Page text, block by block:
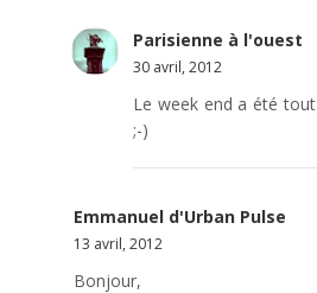
Parisienne à l'ouest
30 avril, 2012
Le week end a été
;-)
Emmanuel d'Urban Pulse
13 avril, 2012
Bonjour,